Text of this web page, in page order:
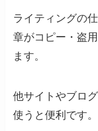
ライティングの
章がコピー・盗
ます。
他サイトやブロ
使うと便利です。